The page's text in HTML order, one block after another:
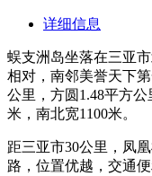
详细信息
蜈支洲岛坐落在三亚
相对，南邻美誉天下
公里，方圆1.48平方
米，南北宽1100米。
距三亚市30公里，凤
路，位置优越，交通